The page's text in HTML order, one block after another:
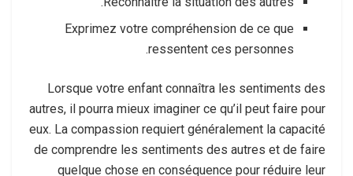
Exprimez votre compréhension de ce que
ressentent ces personnes.
Lorsque votre enfant connaîtra les sentiments des
autres, il pourra mieux imaginer ce qu’il peut faire pour
eux. La compassion requiert généralement la capacité
de comprendre les sentiments des autres et de faire
quelque chose en conséquence pour réduire leur